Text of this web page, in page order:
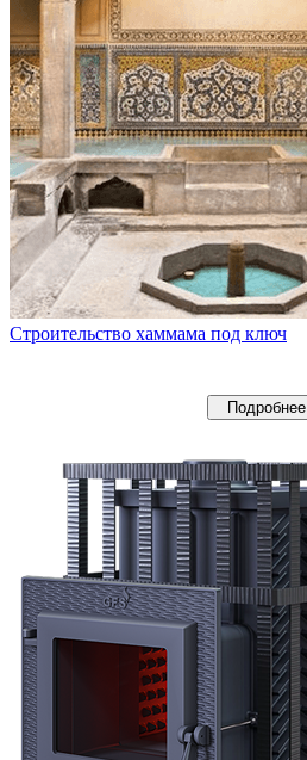
Строительство хаммама под ключ
Подробнее